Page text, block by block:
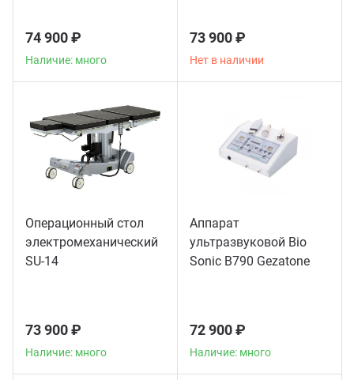
74 900 ₽
Наличие: много
73 900 ₽
Нет в наличии
Операционный стол
электромеханический
SU-14
73 900 ₽
Наличие: много
Аппарат
ультразвуковой Bio
Sonic B790 Gezatone
72 900 ₽
Наличие: много